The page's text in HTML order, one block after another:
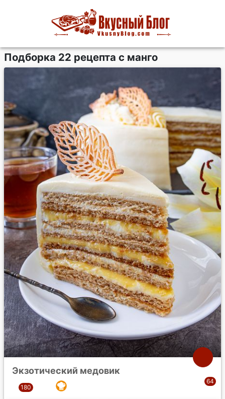
Подборка 22 рецепта с манго
Экзотический медовик